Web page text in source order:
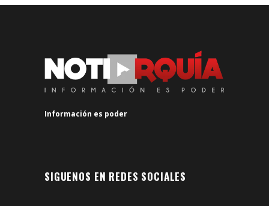
Información es poder
SIGUENOS EN REDES SOCIALES